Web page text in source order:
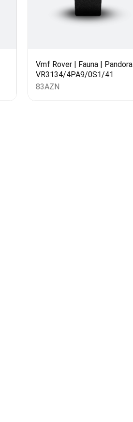
Vmf Rover | Fauna | Pandora |
VR3134/4PA9/0S1/41
83AZN